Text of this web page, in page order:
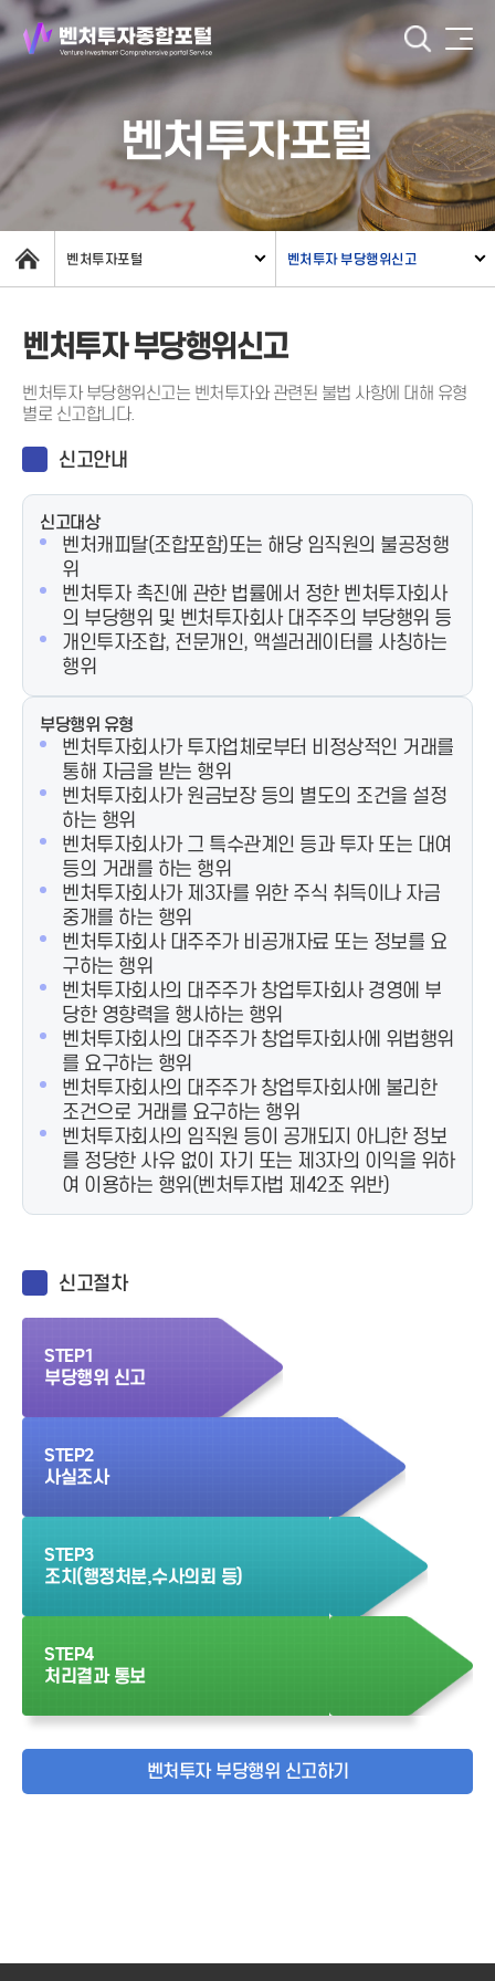
벤처투자포털
벤처투자포털 벤처투자 부당행위신고
벤처투자 부당행위신고
벤처투자 부당행위신고는 벤처투자와 관련된 불법 사항에 대해 유형
별로 신고합니다.
신고안내
신고대상
벤처캐피탈(조합포함)또는 해당 임직원의 불공정행
위
벤처투자 촉진에 관한 법률에서 정한 벤처투자회사
의 부당행위 및 벤처투자회사 대주주의 부당행위 등
개인투자조합, 전문개인, 액셀러레이터를 사칭하는
행위
부당행위 유형
벤처투자회사가 투자업체로부터 비정상적인 거래를
통해 자금을 받는 행위
벤처투자회사가 원금보장 등의 별도의 조건을 설정
하는 행위
벤처투자회사가 그 특수관계인 등과 투자 또는 대여
등의 거래를 하는 행위
벤처투자회사가 제3자를 위한 주식 취득이나 자금
중개를 하는 행위
벤처투자회사 대주주가 비공개자료 또는 정보를 요
구하는 행위
벤처투자회사의 대주주가 창업투자회사 경영에 부
당한 영향력을 행사하는 행위
벤처투자회사의 대주주가 창업투자회사에 위법행위
를 요구하는 행위
벤처투자회사의 대주주가 창업투자회사에 불리한
조건으로 거래를 요구하는 행위
벤처투자회사의 임직원 등이 공개되지 아니한 정보
를 정당한 사유 없이 자기 또는 제3자의 이익을 위하
여 이용하는 행위(벤처투자법 제42조 위반)
신고절차
STEP1
부당행위 신고
STEP2
사실조사
STEP3
조치(행정처분,수사의뢰 등)
STEP4
처리결과 통보
벤처투자 부당행위 신고하기